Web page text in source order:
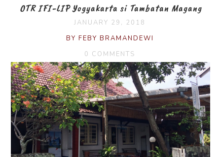
OTR IFI-LIP Yogyakarta si Tambatan Magang
JANUARY 29, 2018
BY FEBY BRAMANDEWI
0 COMMENTS